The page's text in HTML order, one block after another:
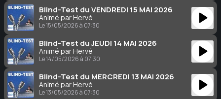
Blind-Test du VENDREDI 15 MAI 2026
Animé par Hervé
Le 15/05/2026 à 07:30
Blind-Test du JEUDI 14 MAI 2026
Animé par Hervé
Le 14/05/2026 à 07:30
Blind-Test du MERCREDI 13 MAI 2026
Animé par Hervé
Le 13/05/2026 à 07:30